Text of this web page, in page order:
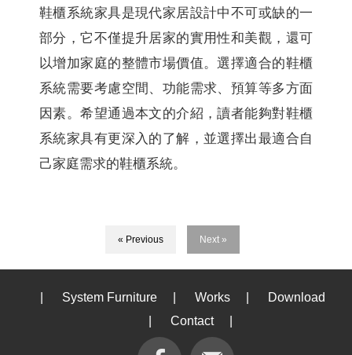
鞋櫃系統家具是現代家居設計中不可或缺的一
部分，它不僅提升居家的實用性和美觀，還可
以增加家庭的整體市場價值。選擇適合的鞋櫃
系統需要考慮空間、功能需求、預算等多方面
因素。希望通過本文的介紹，讀者能夠對鞋櫃
系統家具有更深入的了解，並選擇出最適合自
己家庭需求的鞋櫃系統。
« Previous Next »
System Furniture Works
Download
Contact